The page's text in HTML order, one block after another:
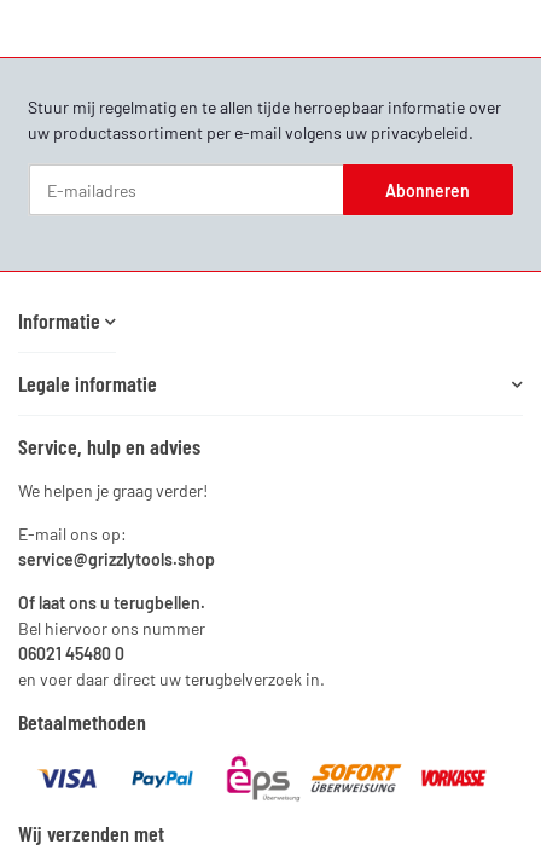
Stuur mij regelmatig en te allen tijde herroepbaar informatie over
uw productassortiment per e-mail volgens uw privacybeleid.
Abonneren
Informatie
Legale informatie
Service, hulp en advies
We helpen je graag verder!
E-mail ons op:
service@grizzlytools.shop
Of laat ons u terugbellen.
Bel hiervoor ons nummer
06021 45480 0
en voer daar direct uw terugbelverzoek in.
Betaalmethoden
Wij verzenden met